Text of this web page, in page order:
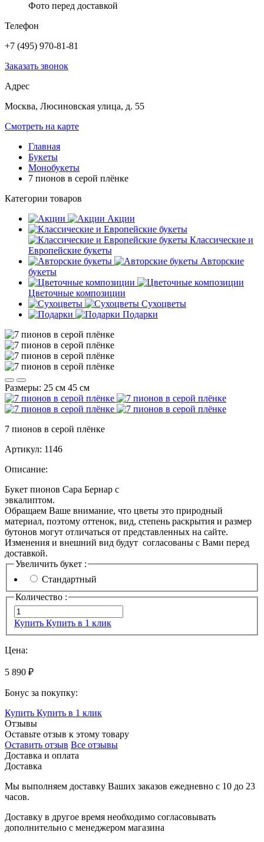
Фото перед доставкой
Телефон
+7 (495) 970-81-81
Заказать звонок
Адрес
Москва, Люсиновская улица, д. 55
Смотреть на карте
Главная
Букеты
Монобукеты
7 пионов в серой плёнке
Категории товаров
Акции
Классические и
Европейские букеты
Авторские
букеты
Цветочные композиции
Сухоцветы
Подарки
Размеры: 25 см 45 см
7 пионов в серой плёнке
Артикул: 1146
Описание:
Букет пионов Сара Бернар с
Обращаем Ваше внимание, что цветы это природный
материал, поэтому оттенок, вид, степень раскрытия и размер
бутонов могут отличаться от представленных на сайте.
Изменения и внешний вид будут согласованы с Вами перед
доставкой.
Увеличить букет :
Стандартный
Количество :
Купить Купить в 1 клик
Цена:
5 890 ₽
Бонус за покупку:
Купить Купить в 1 клик
Отзывы
Оставьте отзыв к этому товару
Оставить отзыв Все отзывы
Доставка и оплата
Доставка
Мы выполняем доставку Ваших заказов ежедневно с 10 до 23
часов.
Доставку в другое время необходимо согласовывать
дополнительно с менеджером магазина